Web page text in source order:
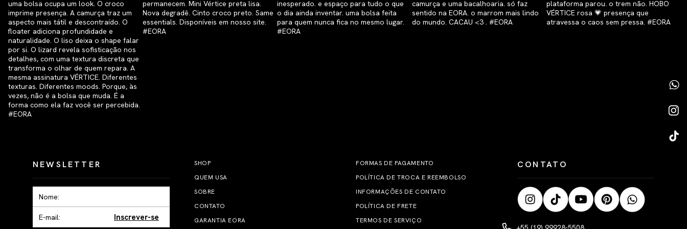
NEWSLETTER
Inscrever-se
SHOP
QUEM USA
SOBRE
CONTATO
GARANTIA EORA
FORMAS DE PAGAMENTO
POLÍTICA DE TROCA E REEMBOLSO
INFORMAÇÕES DE CONTATO
POLÍTICA DE FRETE
TERMOS DE SERVIÇO
CONTATO